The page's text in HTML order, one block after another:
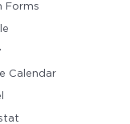
Forms
Calendar